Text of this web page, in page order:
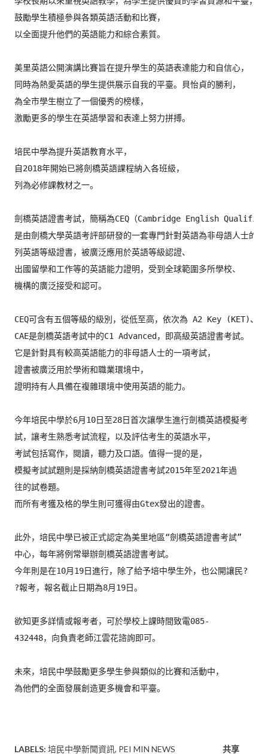
鼓勵學生積極參與各類英語活動和比賽，
以全面提升他們的英語能力和綜合素質。
美里英語公開演講比賽旨在提升學生的英語表達能力和自信心，
同時為熱愛英語的學生提供展示自我的平臺。貝怡貞的勝利，
為全市學生樹立了一個優秀的榜樣，
激勵更多的學生在英語學習和表達上努力拼搏。
培民中學為提升英語教育水平，
自2018年開始已將劍橋英語課程納入各班級，
列為必修課教材之一。
劍橋英語證書考試，簡稱為CEQ（Cambridge English
是由劍橋大學英語考評部研發的一套專門針對英語為非母語人士的系
列英語等級證書，被廣泛應用於英語等級認證、
出國留學和工作等的英語能力證明，受到全球範圍多所學校、
機構的廣泛接受和認可。
CEQ可含有五個等級的級別，從低至高，依次為 A2 Key
CAE是劍橋英語考試中的C1 Advanced，即高級英語證書考試。
它是針對具有較高英語能力的非母語人士的一項考試，
證書被廣泛用於學術和職業環境中，
證明持有人具備在複雜環境中使用英語的能力。
今年培民中學於6月10日至28日首次讓學生進行劍橋英語模擬考
試，讓考生熟悉考試流程，以及評估考生的英語水平，
考試包括寫作，閱讀，聽力及口語。值得一提的是，
模擬考試試題則是採納劍橋英語證書考試2015年至2021年過
往的試卷題。
而所有考獲及格的學生則可獲得由Gtex發出的證書。
此外，培民中學已被正式認定為美里地區“劍橋英語證書考試”
中心，每年將例常舉辦劍橋英語證書考試。
今年則是在10月19日進行，除了給予培中學生外，也公開讓民?
?報考，報名截止日期為8月19日。
欲知更多詳情或報考者，可於學校上課時間致電085-
432448，向負責老師江雲花諮詢即可。
未來，培民中學鼓勵更多學生參與類似的比賽和活動中，
為他們的全面發展創造更多機會和平臺。
LABELS: 培民中學新聞資訊 PEI MIN NEWS 共享